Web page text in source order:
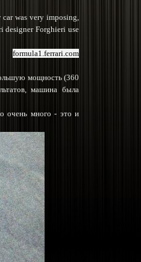
was very imposing,
designer Forghieri use
formula1.ferrari.com
мощность (360
машина была
очень много - это и